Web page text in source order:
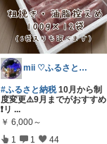
mii ♡ふるさと納税コレクション中♡
#ふるさと納税10月から制
度変更⚠️9月までがおすすめ
❗️リ ...
￥ 6,000～
1 1 44